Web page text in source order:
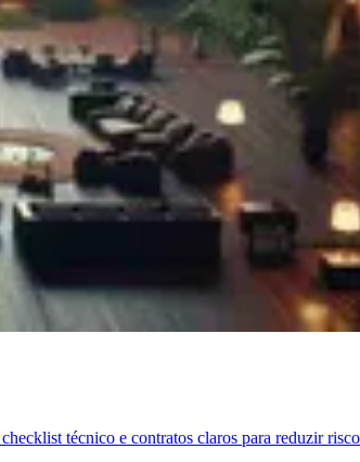
técnico e contratos claros para reduzir